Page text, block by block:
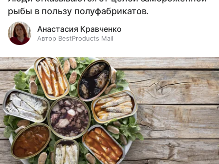
рыбы в пользу полуфабрикатов.
Анастасия Кравченко
Автор BestProducts Mail